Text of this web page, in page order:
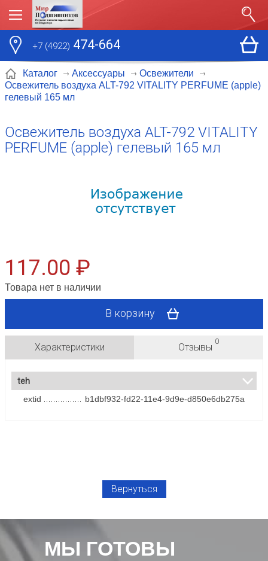
+7 (4922) 474-664
Каталог Аксессуары
Освежители
Освежитель воздуха ALT-792 VITALITY PERFUME (apple)
гелевый 165 мл
Освежитель воздуха ALT-792 VITALITY
PERFUME (apple) гелевый 165 мл
117.00 ₽
Товара нет в наличии
В корзину
Характеристики Отзывы
0
teh
extid
b1dbf932-fd22-11e4-9d9e-d850e6db275a
Вернуться
МЫ ГОТОВЫ